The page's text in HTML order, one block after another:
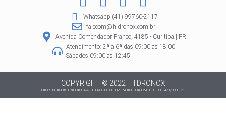
a
c
e
b
o
o
k
n
s
t
a
g
r
a
i
n
t
e
r
e
s
h
a
t
a
p
p
Whatsapp:(41) 99760-2117
falecom@hidronox.com.br
Avenida Comendador Franco, 4185 - Curitiba | PR
Atendimento: 2ª à 6ª das 09:00 às 18:00
Sábados 09:00 às 12:45
COPYRIGHT © 2022 | HIDRONOX
HIDRONOX DISTRIBUIDORA DE PRODUTOS EM INOX LTDA CNPJ: 01.381.478/0001-71